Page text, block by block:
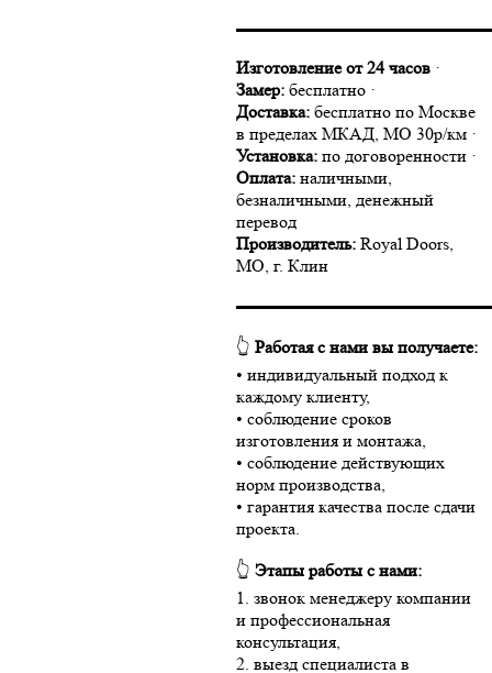
Изготовление от 24 часов ·
Замер: бесплатно ·
Доставка: бесплатно по Москве
в пределах МКАД, МО 30р/км ·
Установка: по договоренности ·
Оплата: наличными,
безналичными, денежный
перевод
Производитель:Royal Doors,
МО, г. Клин
👆Работая с нами вы получаете:
• индивидуальный подход к
каждому клиенту,
• соблюдение сроков
изготовления и монтажа,
• соблюдение действующих
норм производства,
• гарантия качества после сдачи
проекта.
👆Этапы работы с нами:
1. звонок менеджеру компании
и профессиональная
консультация,
2. выезд специалиста в